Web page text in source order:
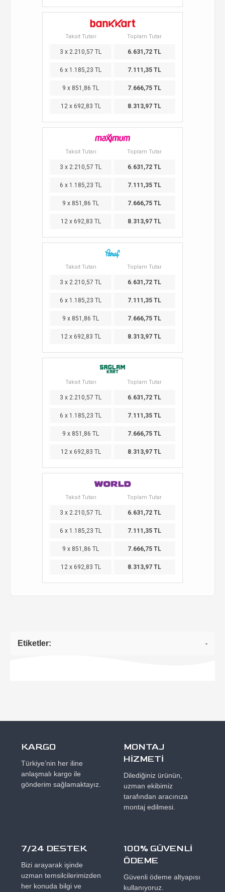
Taksit Tutarı Toplam Tutar
3 x 2.210,57 TL 6.631,72 TL
6 x 1.185,23 TL 7.111,35 TL
9 x 851,86 TL 7.666,75 TL
12 x 692,83 TL 8.313,97 TL
Taksit Tutarı Toplam Tutar
3 x 2.210,57 TL 6.631,72 TL
6 x 1.185,23 TL 7.111,35 TL
9 x 851,86 TL 7.666,75 TL
12 x 692,83 TL 8.313,97 TL
Taksit Tutarı Toplam Tutar
3 x 2.210,57 TL 6.631,72 TL
6 x 1.185,23 TL 7.111,35 TL
9 x 851,86 TL 7.666,75 TL
12 x 692,83 TL 8.313,97 TL
Taksit Tutarı Toplam Tutar
3 x 2.210,57 TL 6.631,72 TL
6 x 1.185,23 TL 7.111,35 TL
9 x 851,86 TL 7.666,75 TL
12 x 692,83 TL 8.313,97 TL
Taksit Tutarı Toplam Tutar
3 x 2.210,57 TL 6.631,72 TL
6 x 1.185,23 TL 7.111,35 TL
9 x 851,86 TL 7.666,75 TL
12 x 692,83 TL 8.313,97 TL
Etiketler: -
KARGO
Türkiye’nin her iline
anlaşmalı kargo ile
gönderim sağlamaktayız.
MONTAJ
HİZMETİ
Dilediğiniz ürünün,
uzman ekibimiz
tarafından aracınıza
montaj edilmesi.
7/24 DESTEK
Bizi arayarak işinde
uzman temsilcilerimizden
her konuda bilgi ve
100% GÜVENLİ
ÖDEME
Güvenli ödeme altyapısı
kullanıyoruz.